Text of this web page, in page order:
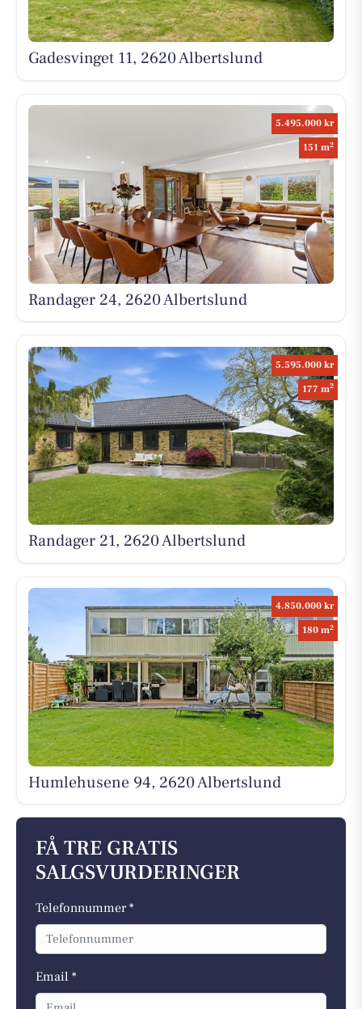
Gadesvinget 11, 2620 Albertslund
5.495.000 kr
151 m2
Randager 24, 2620 Albertslund
5.595.000 kr
177 m2
Randager 21, 2620 Albertslund
4.850.000 kr
180 m2
Humlehusene 94, 2620 Albertslund
FÅ TRE GRATIS
SALGSVURDERINGER
Telefonnummer *
Email *